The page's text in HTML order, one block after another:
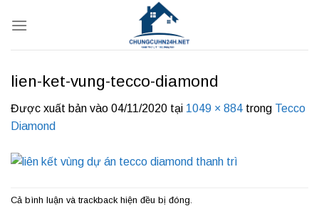
qua
lien-ket-vung-tecco-diamond
Được xuất bản vào 04/11/2020 tại 1049 × 884 trong Tecco
Diamond
Cả bình luận và trackback hiện đều bị đóng.